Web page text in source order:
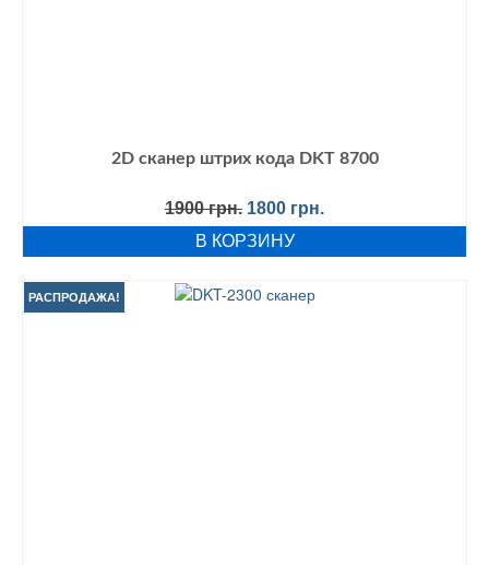
2D cканер штрих кода DKT 8700
1900грн. Первоначальная
цена
составляла
1800 грн.
цена:
В КОРЗИНУ
РАСПРОДАЖА!